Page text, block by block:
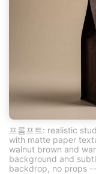
프롬프트: realistic
with matte paper
walnut brown and
background and
backdrop, no props